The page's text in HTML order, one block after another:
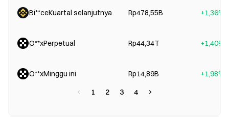
Bi**ceKuartal selanjutnya Rp478,55B +1,36%
O**xPerpetual Rp44,34T +1,40%
O**xMinggu ini Rp14,89B
+1,98%
1
2 3 4